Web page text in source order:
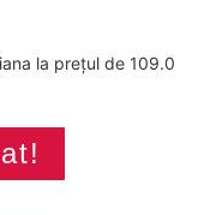
la prețul de 109.0